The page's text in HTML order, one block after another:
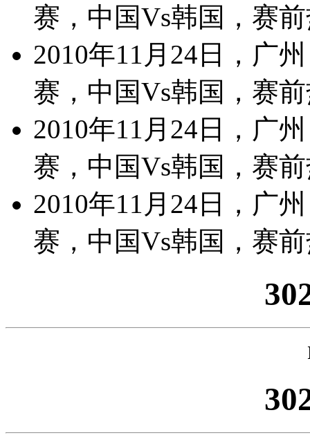
赛，中国Vs韩国，赛
2010年11月24日，广
赛，中国Vs韩国，赛
2010年11月24日，广
赛，中国Vs韩国，赛
2010年11月24日，广
赛，中国Vs韩国，赛